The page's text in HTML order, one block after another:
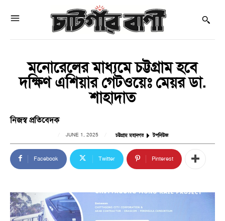
মনোরেলের মাধ্যমে চট্টগ্রাম হবে
দক্ষিণ এশিয়ার গেটওয়েঃ মেয়র ডা.
শাহাদাত
নিজস্ব প্রতিবেদক
JUNE 1, 2025 চট্টগ্রাম মহানগর টপনিউজ
Facebook Twitter Pinterest